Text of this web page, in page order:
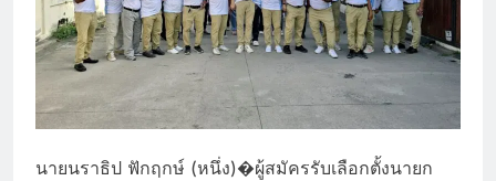
นายนราธิป ฟักฤกษ์ (หนึ่ง)�ผู้สมัครรับเลือกตั้งนายก